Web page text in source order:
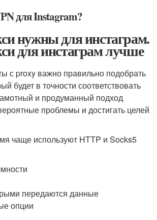
для Instagram?
нужны для инстаграм.
для инстаграм лучше
с proxy важно правильно подобрать
будет в точности соответствовать
и продуманный подход
проблемы и достигать целей
чаще используют HTTP и Socks5
передаются данные
опции